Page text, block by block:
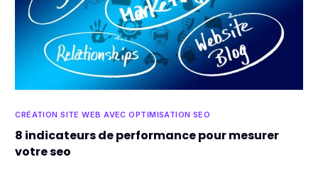
CRÉATION SITE WEB AVEC OPTIMISATION SEO
8 indicateurs de performance pour mesurer
votre seo